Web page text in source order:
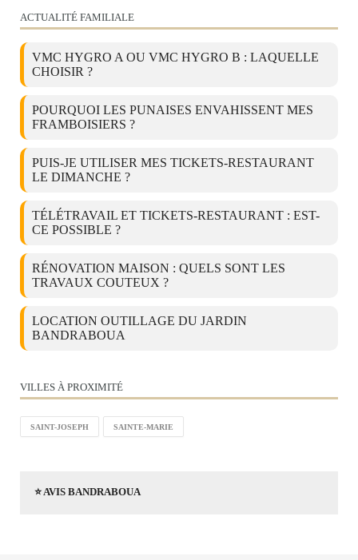
ACTUALITÉ FAMILIALE
VMC HYGRO A OU VMC HYGRO B : LAQUELLE
CHOISIR ?
POURQUOI LES PUNAISES ENVAHISSENT MES
FRAMBOISIERS ?
PUIS-JE UTILISER MES TICKETS-RESTAURANT
LE DIMANCHE ?
TÉLÉTRAVAIL ET TICKETS-RESTAURANT : EST-
CE POSSIBLE ?
RÉNOVATION MAISON : QUELS SONT LES
TRAVAUX COUTEUX ?
LOCATION OUTILLAGE DU JARDIN
BANDRABOUA
VILLES À PROXIMITÉ
SAINT-JOSEPH SAINTE-MARIE
⭐ AVIS BANDRABOUA